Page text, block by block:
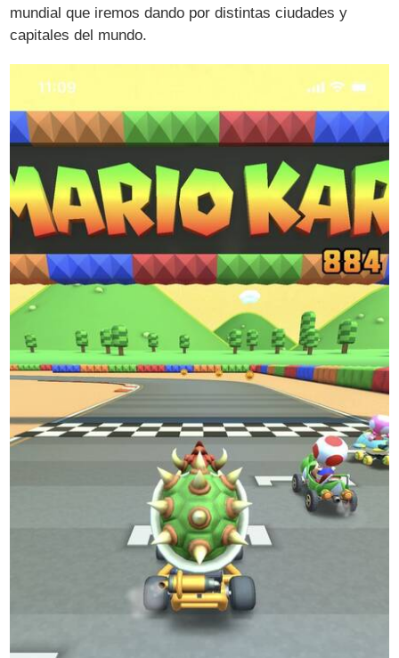
mundial que iremos dando por distintas ciudades y
capitales del mundo.